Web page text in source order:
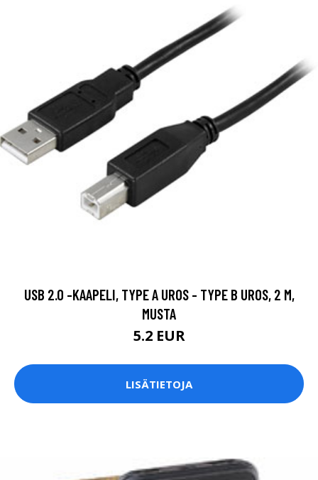
USB 2.0 -KAAPELI, TYPE A UROS - TYPE B UROS, 2 M,
MUSTA
5.2 EUR
LISÄTIETOJA